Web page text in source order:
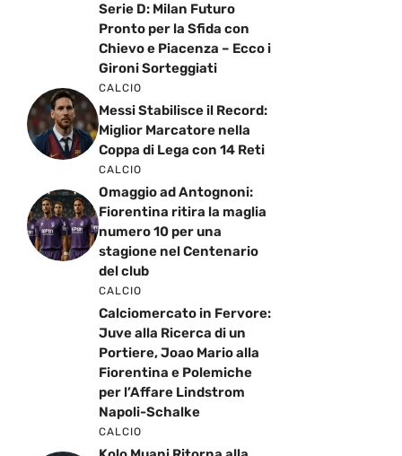
Serie D: Milan Futuro
Pronto per la Sfida con
Chievo e Piacenza – Ecco i
Gironi Sorteggiati
CALCIO
Messi Stabilisce il Record:
Miglior Marcatore nella
Coppa di Lega con 14 Reti
CALCIO
Omaggio ad Antognoni:
Fiorentina ritira la maglia
numero 10 per una
stagione nel Centenario
del club
CALCIO
Calciomercato in Fervore:
Juve alla Ricerca di un
Portiere, Joao Mario alla
Fiorentina e Polemiche
per l’Affare Lindstrom
Napoli-Schalke
CALCIO